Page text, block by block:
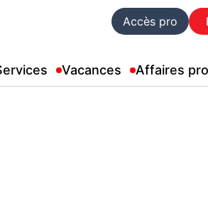
Accès pro
Vacances Affaires pro